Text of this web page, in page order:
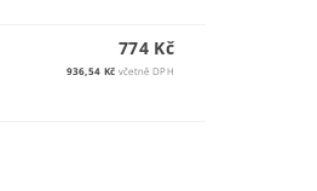
774 Kč
936,54 Kč včetně DPH